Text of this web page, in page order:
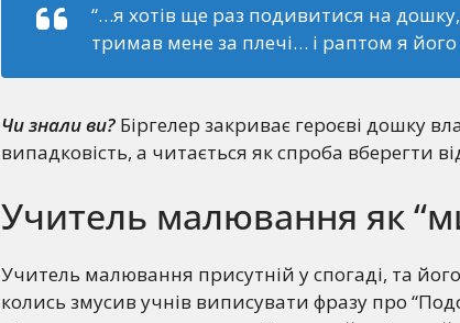
“…я хотів ще раз подивитися на
тримав мене за плечі… і раптом я його
Чи знали ви? Біргелер закриває героєві дошку
випадковість, а читається як спроба вберегти
Учитель малювання як
Учитель малювання присутній у спогаді, та
колись змусив учнів виписувати фразу про